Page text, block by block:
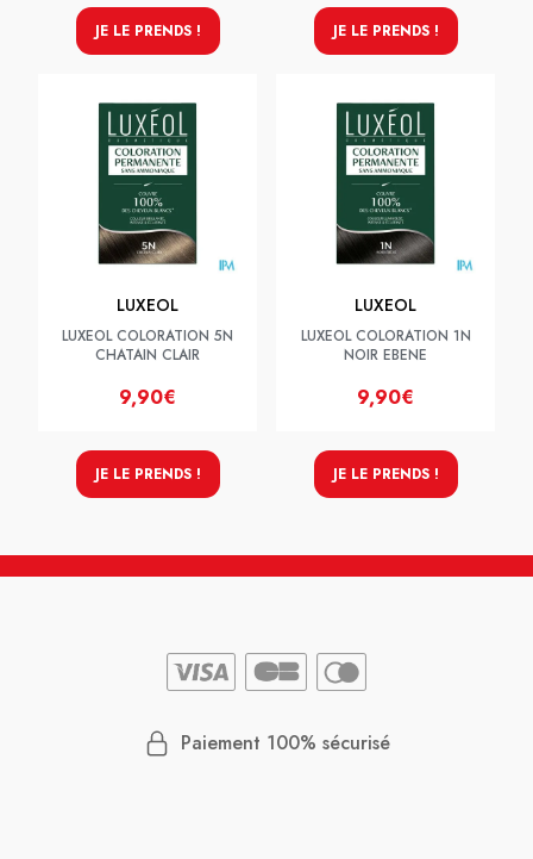
JE LE PRENDS ! JE LE PRENDS !
LUXEOL
LUXEOL COLORATION 5N
CHATAIN CLAIR
9,90€
JE LE PRENDS !
LUXEOL
LUXEOL COLORATION 1N
NOIR EBENE
9,90€
JE LE PRENDS !
Paiement 100% sécurisé